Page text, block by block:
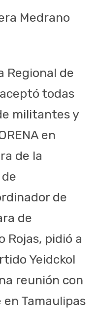
Medrano
Regional de
todas
militantes y
en
de la
de
de
Rojas, pidió a
Yeidckol
reunión con
Tamaulipas